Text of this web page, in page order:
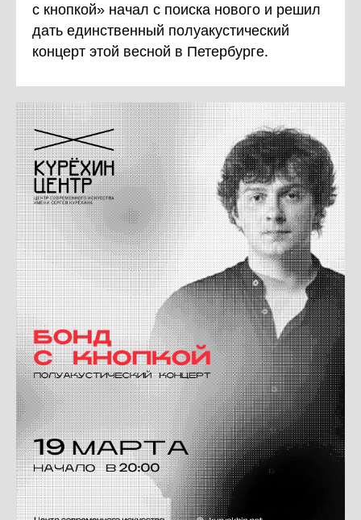
с кнопкой» начал с поиска нового и решил
дать единственный полуакустический
концерт этой весной в Петербурге.